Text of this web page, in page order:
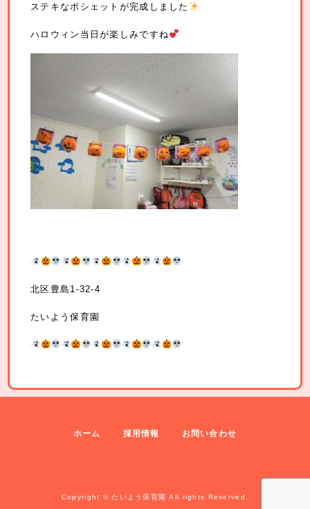
ステキなポシェットが完成しました
ハロウィン当日が楽しみですね
北区豊島1-32-4
たいよう保育園
ホーム 採用情報 お問い合わせ
Copyright © たいよう保育園 All rights Reserved.